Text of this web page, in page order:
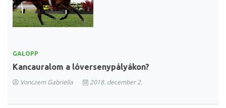
GALOPP
Kancauralom a lóversenypályákon?
Vonczem Gabriella 2018. december 2.